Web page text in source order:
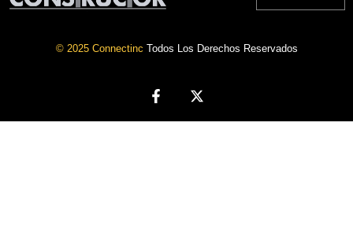
© 2025 Connectinc Todos Los Derechos Reservados